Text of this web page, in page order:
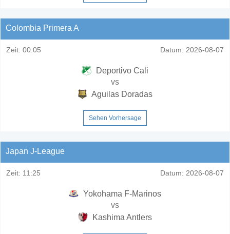
Colombia Primera A
Zeit: 00:05 Datum: 2026-08-07
Deportivo Cali
vs
Aguilas Doradas
Sehen Vorhersage
Japan J-League
Zeit: 11:25 Datum: 2026-08-07
Yokohama F-Marinos
vs
Kashima Antlers